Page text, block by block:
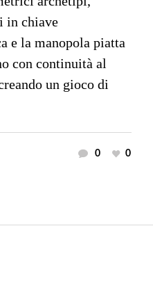
in chiave
e la manopola piatta
con continuità al
un gioco di
0 0